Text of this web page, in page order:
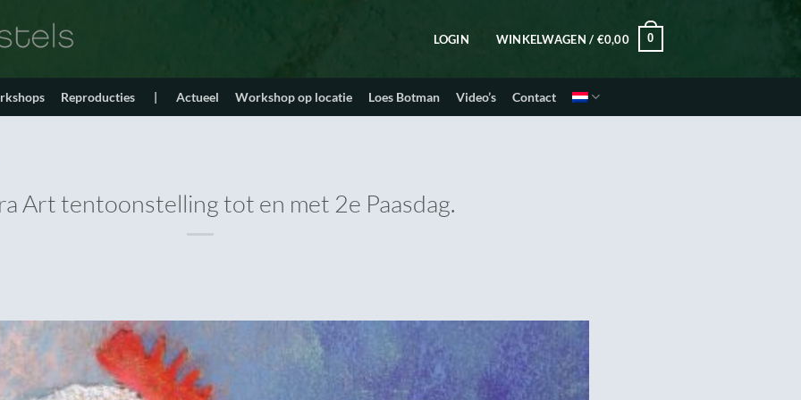
LOGIN WINKELWAGEN / €0,00 0
Reproducties | Actueel Workshop op locatie Loes Botman Video’s Contact
Art tentoonstelling tot en met 2e Paasdag.